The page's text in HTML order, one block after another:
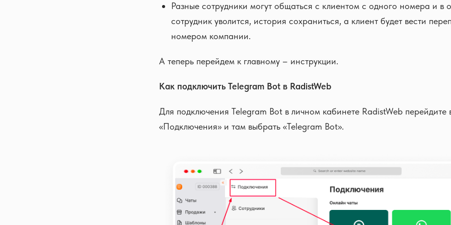
Разные сотрудники могут общаться с клиентом с одного номера и в
сотрудник уволится, история сохраниться, а клиент будет вести
номером компании.
А теперь перейдем к главному – инструкции.
Как подключить Telegram Bot в RadistWeb
Для подключения Telegram Bot в личном кабинете RadistWeb перейдите
«Подключения» и там выбрать «Telegram Bot».